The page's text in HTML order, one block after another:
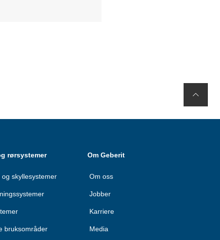
rørsystemer
og skyllesystemer
bruksområder
Om Geberit
Om oss
Jobber
Karriere
Media